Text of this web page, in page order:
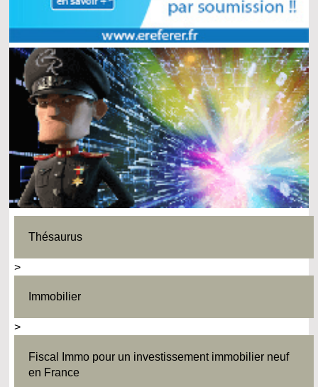
Thésaurus
>
Immobilier
>
Fiscal Immo pour un investissement immobilier neuf
en France